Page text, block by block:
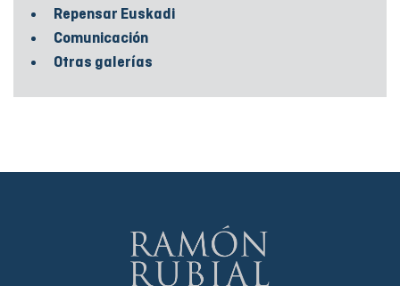
Repensar Euskadi
Comunicación
Otras galerías